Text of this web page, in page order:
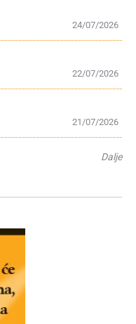
24/07/2026
22/07/2026
21/07/2026
Dalje